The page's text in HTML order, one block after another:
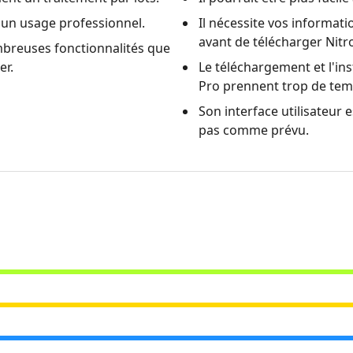
usage professionnel.
fonctionnalités que
Il nécessite vos
avant de télécharger
Le téléchargement et
Pro prennent trop de
Son interface utilisateur
pas comme prévu.